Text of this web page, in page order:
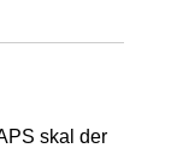
skal der